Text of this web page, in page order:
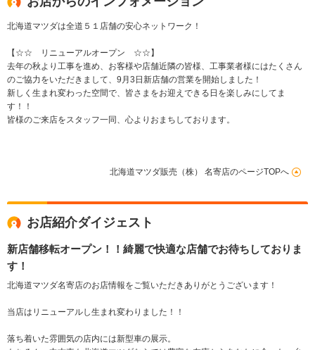
北海道マツダは全道５１店舗の安心ネットワーク！
【☆☆ リニューアルオープン ☆☆】
去年の秋より工事を進め、お客様や店舗近隣の皆様、工事業者様にはたくさん
のご協力をいただきまして、9月3日新店舗の営業を開始しました！
新しく生まれ変わった空間で、皆さまをお迎えできる日を楽しみにしてま
す！！
皆様のご来店をスタッフ一同、心よりおまちしております。
北海道マツダ販売（株） 名寄店のページTOPへ
お店紹介ダイジェスト
新店舗移転オープン！！綺麗で快適な店舗でお待ちしておりま
す！
北海道マツダ名寄店のお店情報をご覧いただきありがとうございます！
当店はリニューアルし生まれ変わりました！！
落ち着いた雰囲気の店内には新型車の展示。